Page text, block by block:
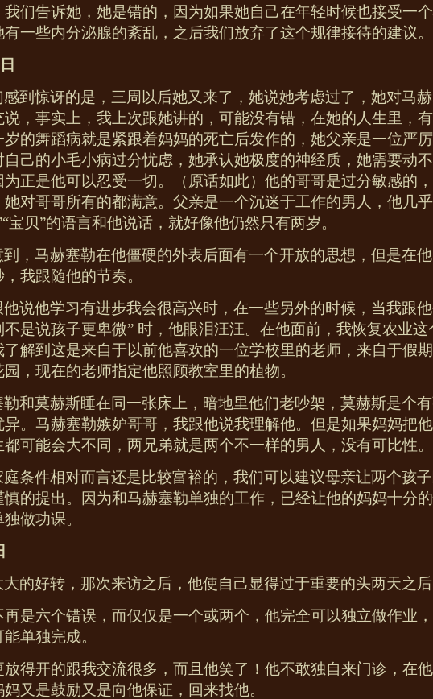
我们告诉她，她是错的，因为如果她自己在年轻时候也接受一
有一些内分泌腺的紊乱，之后我们放弃了这个规律接待的建议。
日
感到惊讶的是，三周以后她又来了，她说她考虑过了，她对马
说，事实上，我上次跟她讲的，可能没有错，在她的人生里，
岁的舞蹈病就是紧跟着妈妈的死亡后发作的，她父亲是一位严
自己的小毛小病过分忧虑，她承认她极度的神经质，她需要动
为正是他可以忍受一切。（原话如此）他的哥哥是过分敏感的
她对哥哥所有的都满意。父亲是一个沉迷于工作的男人，他几
宝贝”的语言和他说话，就好像他仍然只有两岁。
到，马赫塞勒在他僵硬的外表后面有一个开放的思想，但是在
我跟随他的节奏。
他说他学习有进步我会很高兴时，在一些另外的时候，当我跟
不是说孩子更卑微” 时，他眼泪汪汪。在他面前，我恢复农业
了解到这是来自于以前他喜欢的一位学校里的老师，来自于假
，现在的老师指定他照顾教室里的植物。
勒和莫赫斯睡在同一张床上，暗地里他们老吵架，莫赫斯是个
异。马赫塞勒嫉妒哥哥，我跟他说我理解他。但是如果妈妈把
可能会大不同，两兄弟就是两个不一样的男人，没有可比性。
庭条件相对而言还是比较富裕的，我们可以建议母亲让两个孩
慎的提出。因为和马赫塞勒单独的工作，已经让他的妈妈十分
做功课。
的好转，那次来访之后，他使自己显得过于重要的头两天之后
是六个错误，而仅仅是一个或两个，他完全可以独立做作业
单独完成。
放得开的跟我交流很多，而且他笑了！他不敢独自来门诊，在
又是鼓励又是向他保证，回来找他。